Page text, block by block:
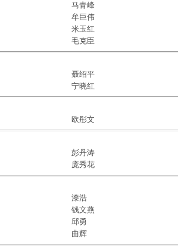
马青峰
牟巨伟
米玉红
毛克臣
聂绍平
宁晓红
欧彤文
彭丹涛
庞秀花​
漆浩
钱文燕
邱勇
曲辉